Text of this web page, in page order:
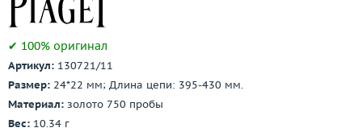
✔ 100% оригинал
Артикул: 130721/11
Размер: 24*22 мм; Длина цепи: 395-430 мм.
Материал: золото 750 пробы
Вес: 10.34 г